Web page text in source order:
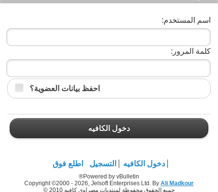
اسم المستخدم:
كلمة المرور:
احفظ بيانات العضوية؟
دخول الكافيه
دخول الكافيه التسجيل اطلع فوق
Powered by vBulletin®
Copyright ©2000 - 2026, Jelsoft Enterprises Ltd. By Ali Madkour
جميع الحقوق محفوظة لمنتديات مصراوي كافيه 2010 ©